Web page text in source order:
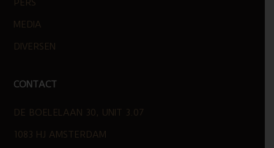
PERS
MEDIA
DIVERSEN
CONTACT
DE BOELELAAN 30, UNIT 3.07
1083 HJ AMSTERDAM